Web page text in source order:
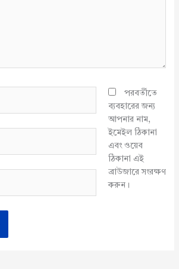
পরবর্তীতে
ব্যবহারের জন্য
আপনার নাম,
ইমেইল ঠিকানা
এবং ওয়েব
ঠিকানা এই
ব্রাউজারে সংরক্ষণ
করুন।